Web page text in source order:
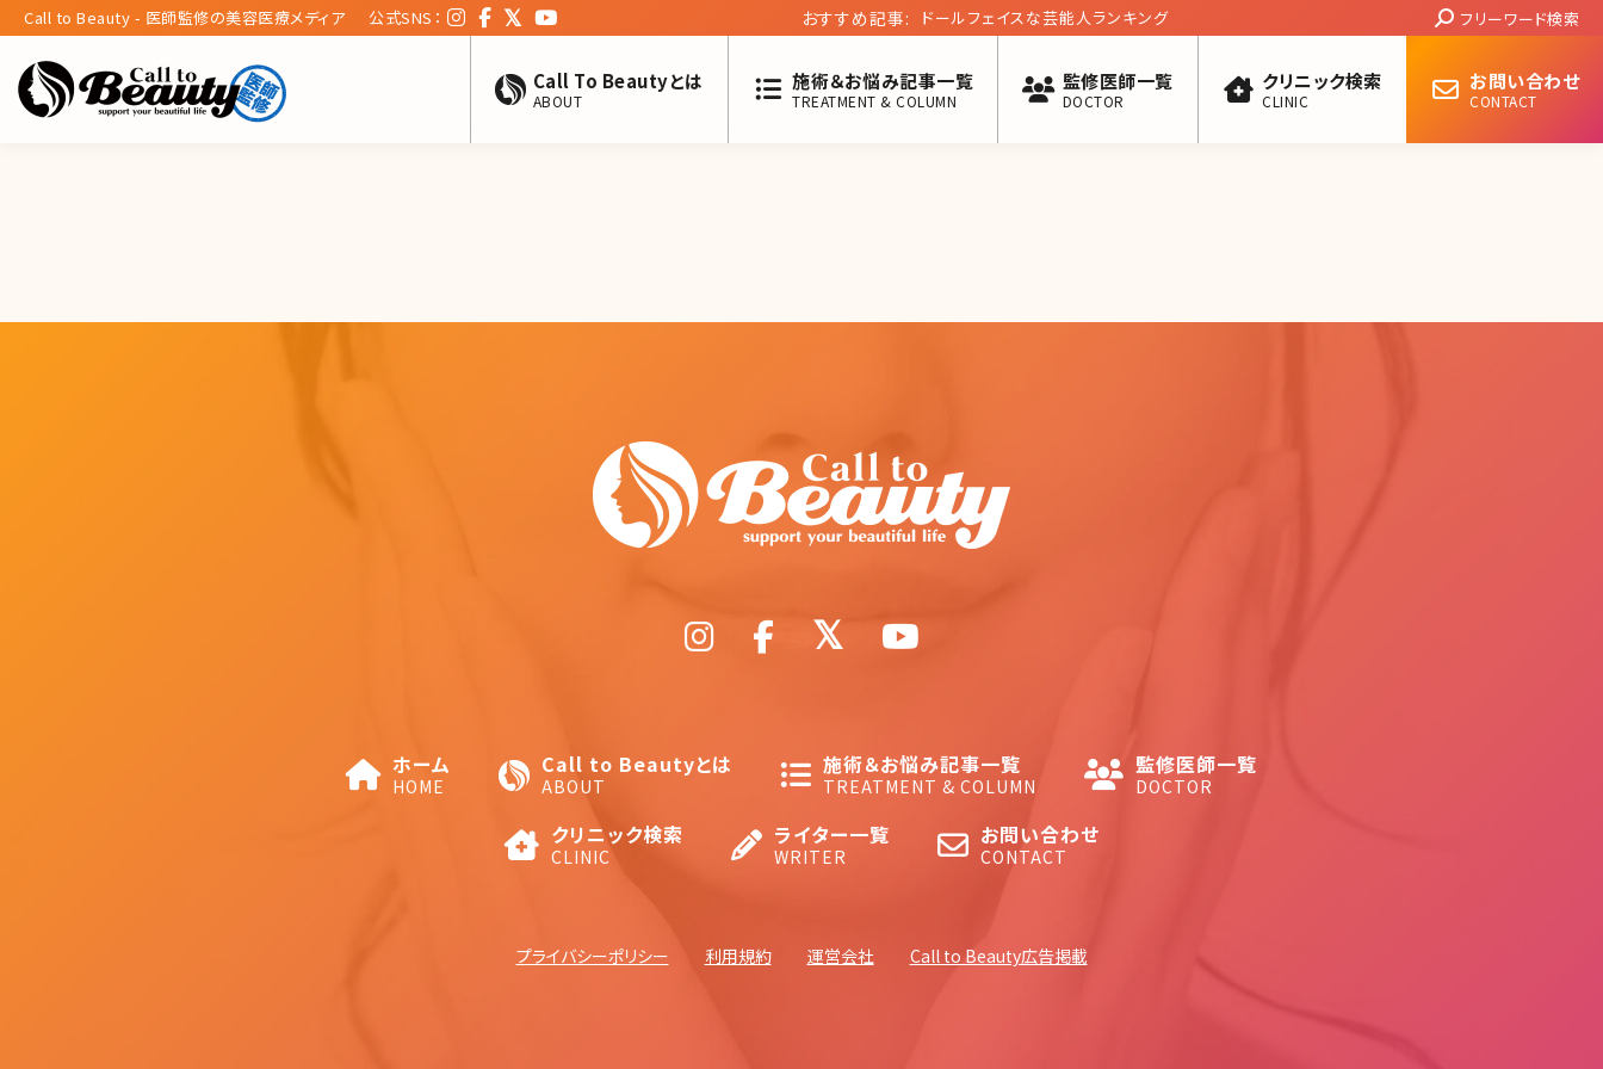
Call to Beauty - 医師監修の美容医療メディア 公式SNS： おすすめ記事: ドールフェイスな芸能人ランキング Search:
フリーワード検索
Call To Beautyとは
ABOUT
施術＆お悩み記事一覧
TREATMENT & COLUMN
監修医師一覧
DOCTOR
クリニック検索
CLINIC
お問い合わせ
CONTACT
ホーム
HOME
Call to Beautyとは
ABOUT
施術＆お悩み記事一覧
TREATMENT & COLUMN
監修医師一覧
DOCTOR
クリニック検索
CLINIC
ライター一覧
WRITER
お問い合わせ
CONTACT
プライバシーポリシー 利用規約 運営会社 Call to Beauty広告掲載